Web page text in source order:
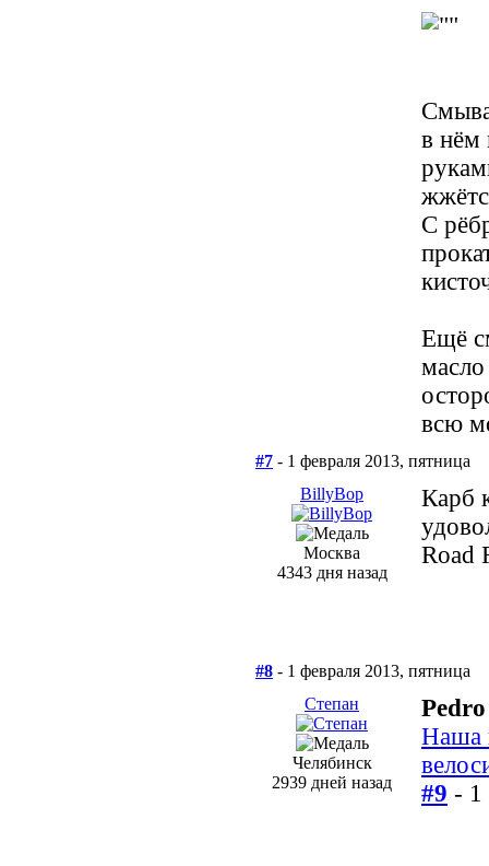
в нём
С
Ещё
всю
#7 - 1 февраля 2013, пятница
BillyBop
Москва
4343 дня назад
Карб
Road
#8 - 1 февраля 2013, пятница
Степан
Челябинск
2939 дней назад
Наша
#9 - 1